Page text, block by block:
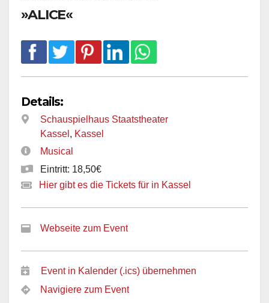
»ALICE«
Details:
Schauspielhaus Staatstheater
Kassel , Kassel
Musical
Eintritt: 18,50€
Hier gibt es die Tickets für in Kassel
Webseite zum Event
Event in Kalender (.ics) übernehmen
Navigiere zum Event